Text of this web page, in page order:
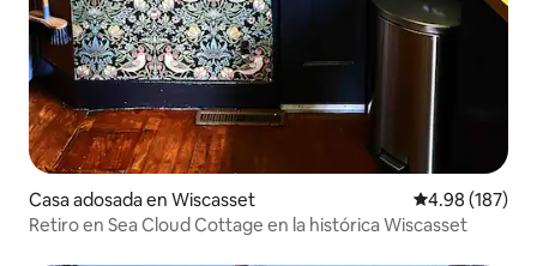
Casa adosada en Wiscasset Calificación
4.98 (187)
Retiro en Sea Cloud Cottage en la histórica Wiscasset